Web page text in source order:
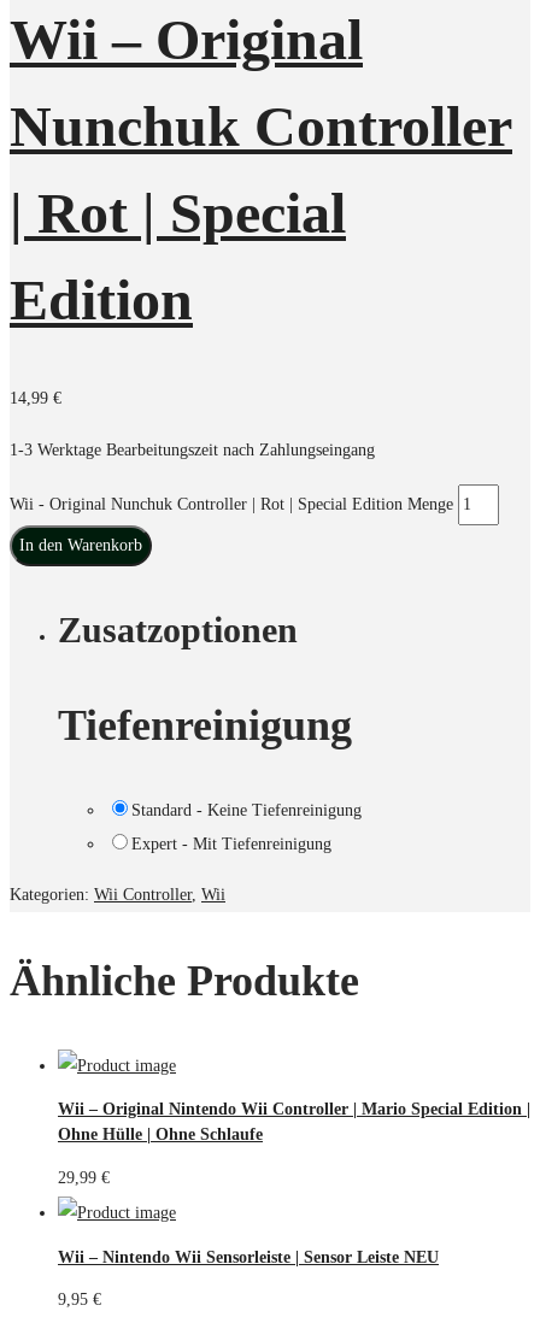
Wii – Original
Nunchuk Controller
| Rot | Special
Edition
14,99 €
1-3 Werktage Bearbeitungszeit nach Zahlungseingang
Wii - Original Nunchuk Controller | Rot | Special Edition Menge
In den Warenkorb
Zusatzoptionen
Tiefenreinigung
Standard - Keine Tiefenreinigung
Expert - Mit Tiefenreinigung
Kategorien: Wii Controller, Wii
Ähnliche Produkte
Wii – Original Nintendo Wii Controller | Mario Special Edition |
Ohne Hülle | Ohne Schlaufe
29,99 €
Wii – Nintendo Wii Sensorleiste | Sensor Leiste NEU
9,95 €